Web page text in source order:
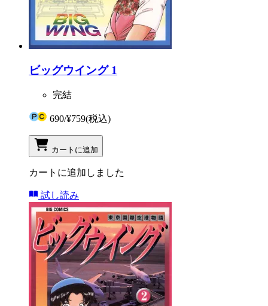
ビッグウイング 1
完結
690/¥759(税込)
カートに追加
カートに追加しました
試し読み